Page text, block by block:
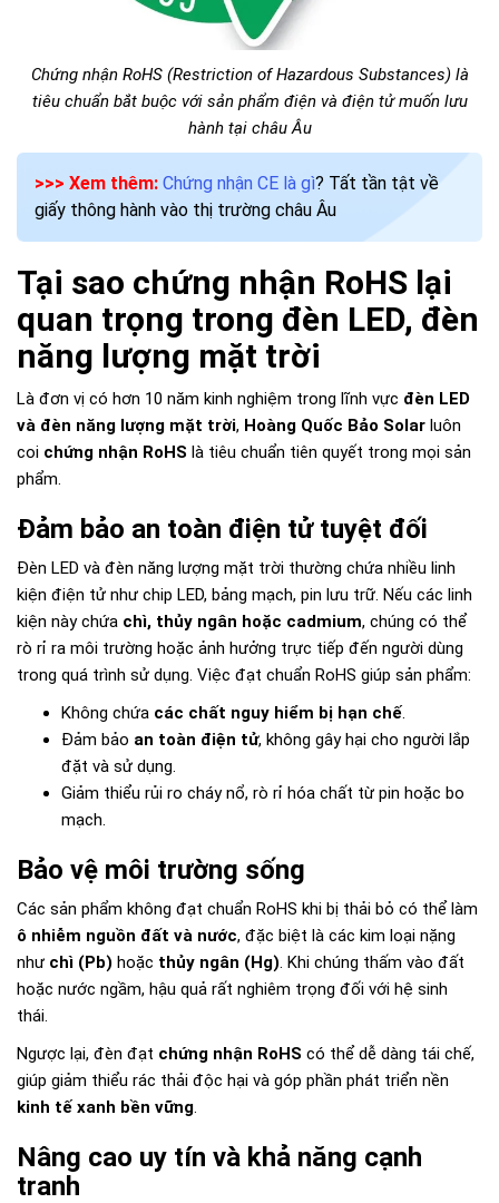
Chứng nhận RoHS (Restriction of Hazardous Substances) là
tiêu chuẩn bắt buộc với sản phẩm điện và điện tử muốn lưu
hành tại châu Âu
>>> Xem thêm: Chứng nhận CE là gì? Tất tần tật về
giấy thông hành vào thị trường châu Âu
Tại sao chứng nhận RoHS lại
quan trọng trong đèn LED, đèn
năng lượng mặt trời
Là đơn vị có hơn 10 năm kinh nghiệm trong lĩnh vực đèn LED
và đèn năng lượng mặt trời, Hoàng Quốc Bảo Solar luôn
coi chứng nhận RoHS là tiêu chuẩn tiên quyết trong mọi sản
phẩm.
Đảm bảo an toàn điện tử tuyệt đối
Đèn LED và đèn năng lượng mặt trời thường chứa nhiều linh
kiện điện tử như chip LED, bảng mạch, pin lưu trữ. Nếu các linh
kiện này chứa chì, thủy ngân hoặc cadmium, chúng có thể
rò rỉ ra môi trường hoặc ảnh hưởng trực tiếp đến người dùng
trong quá trình sử dụng. Việc đạt chuẩn RoHS giúp sản phẩm:
Không chứa các chất nguy hiểm bị hạn chế.
Đảm bảo an toàn điện tử, không gây hại cho người lắp
đặt và sử dụng.
Giảm thiểu rủi ro cháy nổ, rò rỉ hóa chất từ pin hoặc bo
mạch.
Bảo vệ môi trường sống
Các sản phẩm không đạt chuẩn RoHS khi bị thải bỏ có thể làm
ô nhiễm nguồn đất và nước, đặc biệt là các kim loại nặng
như chì (Pb) hoặc thủy ngân (Hg). Khi chúng thấm vào đất
hoặc nước ngầm, hậu quả rất nghiêm trọng đối với hệ sinh
thái.
Ngược lại, đèn đạt chứng nhận RoHS có thể dễ dàng tái chế,
giúp giảm thiểu rác thải độc hại và góp phần phát triển nền
kinh tế xanh bền vững.
Nâng cao uy tín và khả năng cạnh
tranh